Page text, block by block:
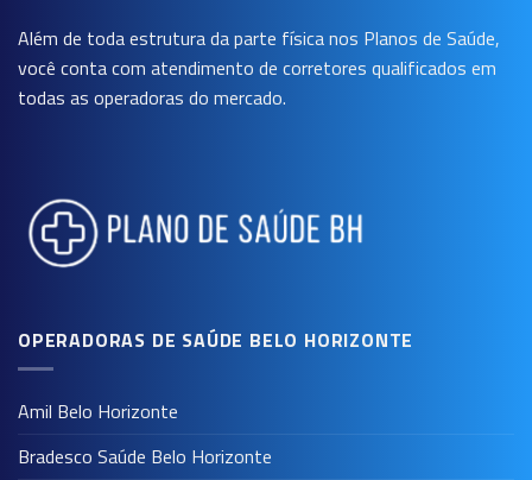
Além de toda estrutura da parte física nos Planos de Saúde,
você conta com atendimento de corretores qualificados em
todas as operadoras do mercado.
OPERADORAS DE SAÚDE BELO HORIZONTE
Amil Belo Horizonte
Bradesco Saúde Belo Horizonte